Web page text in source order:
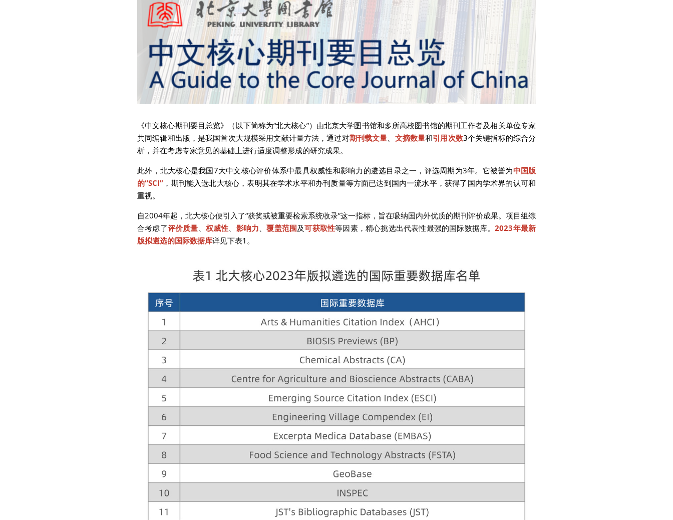
《中文核心期刊要目总览》（以下简称为“北大核心”）由北京大学图书馆和多所高校图书馆的期刊工作者及相关单位专家
共同编辑和出版，是我国首次大规模采用文献计量方法，通过对期刊载文量 文摘数量和引用次数3个关键指标的综合分
析，并在考虑专家意见的基础上进行适度调整形成的研究成果。
此外，北大核心是我国7大中文核心评价体系中最具权威性和影响力的遴选目录之一，评选周期为3年。它被誉为中国版
的“SCI” ，期刊能入选北大核心，表明其在学术水平和办刊质量等方面已达到国内一流水平，获得了国内学术界的认可和
重视。
自2004年起，北大核心便引入了“获奖或被重要检索系统收录”这一指标，旨在吸纳国内外优质的期刊评价成果。项目组综
合考虑了评价质量 权威性 影响力 、覆盖范围及可获取性等因素，精心挑选出代表性最强的国际数据库。2023年最新
版拟遴选的国际数据库详见下表1。